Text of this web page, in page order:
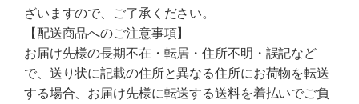
ざいますので、ご了承ください。
【配送商品へのご注意事項】
お届け先様の長期不在・転居・住所不明・誤記など
で、送り状に記載の住所と異なる住所にお荷物を転送
する場合、お届け先様に転送する送料を着払いでご負